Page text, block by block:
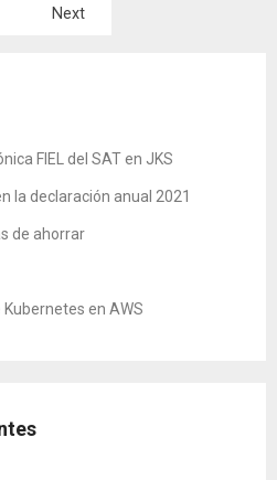
Next
FIEL del SAT en JKS
la declaración anual 2021
de ahorrar
en AWS